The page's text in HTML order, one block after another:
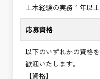
土木経験の実務１年以上
応募資格
以下のいずれかの資格
歓迎いたします。
【資格】